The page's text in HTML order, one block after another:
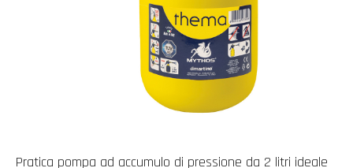
Pratica pompa ad accumulo di pressione da 2 litri ideale